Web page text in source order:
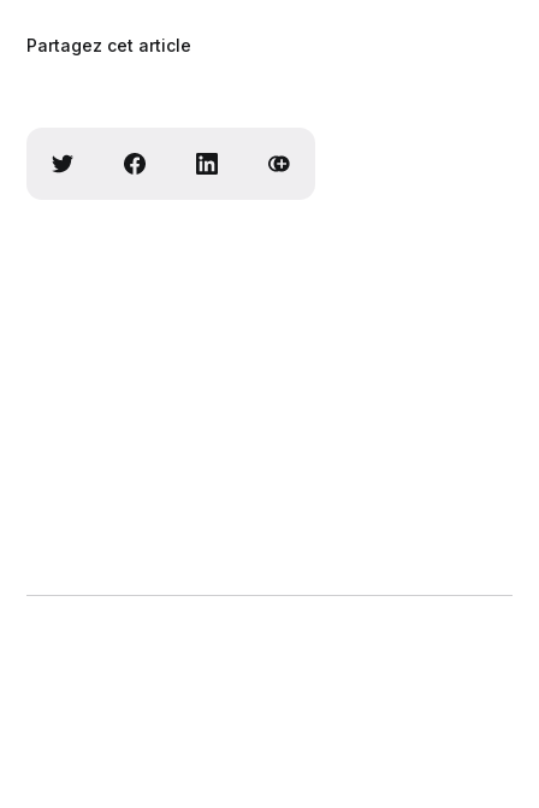
Partagez cet article